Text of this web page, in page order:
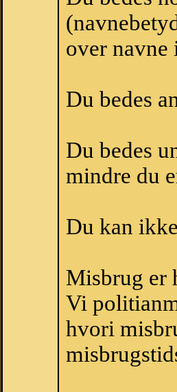
over navne
Du bedes
Du bedes
mindre du
Du kan
Misbrug er
Vi
hvori